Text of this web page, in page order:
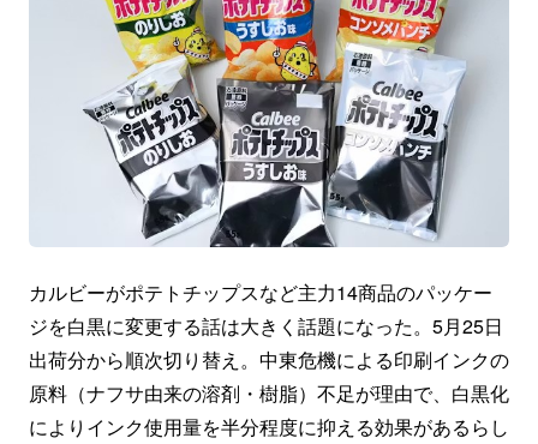
カルビーがポテトチップスなど主力14商品のパッケー
ジを白黒に変更する話は大きく話題になった。5月25日
出荷分から順次切り替え。中東危機による印刷インクの
原料（ナフサ由来の溶剤・樹脂）不足が理由で、白黒化
によりインク使用量を半分程度に抑える効果があるらし